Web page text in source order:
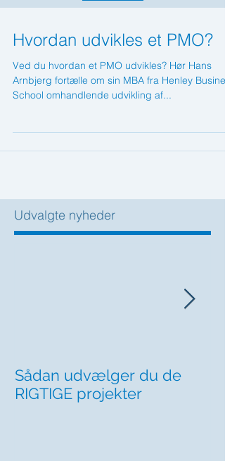
Hvordan udvikles et PMO?
Ved du hvordan et PMO udvikles? Hør Hans
Arnbjerg fortælle om sin MBA fra Henley
School omhandlende udvikling af...
Udvalgte nyheder
Sådan udvælger du de
RIGTIGE projekter